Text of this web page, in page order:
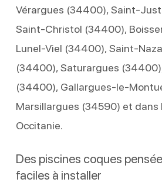
Vérargues (34400),
Saint‑Christol (34400),
Lunel‑Viel (34400),
(34400), Saturargues
(34400),
Marsillargues (34590) et dans
Occitanie.
Des piscines coques
faciles à installer